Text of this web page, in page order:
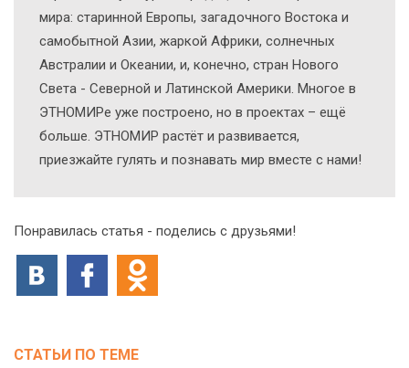
мира: старинной Европы, загадочного Востока и
самобытной Азии, жаркой Африки, солнечных
Австралии и Океании, и, конечно, стран Нового
Света - Северной и Латинской Америки. Многое в
ЭТНОМИРе уже построено, но в проектах – ещё
больше. ЭТНОМИР растёт и развивается,
приезжайте гулять и познавать мир вместе с нами!
Понравилась статья - поделись с друзьями!
СТАТЬИ ПО ТЕМЕ